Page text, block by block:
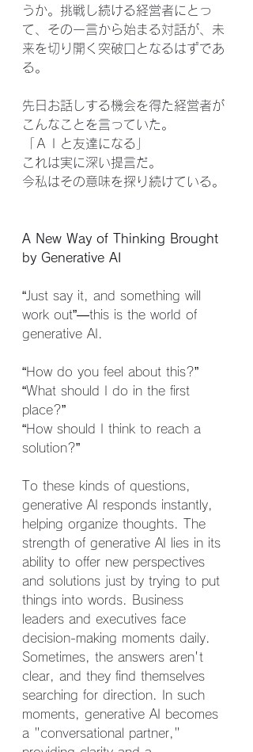
うか。挑戦し続ける経営者にとっ
て、その一言から始まる対話が、未
来を切り開く突破口となるはずであ
る。
先日お話しする機会を得た経営者が
こんなことを言っていた。
「ＡＩと友達になる」
これは実に深い提言だ。
今私はその意味を探り続けている。
A New Way of Thinking Brought
by Generative AI
“Just say it, and something will
work out”—this is the world of
generative AI.
“How do you feel about this?”
“What should I do in the first
place?”
“How should I think to reach a
solution?”
To these kinds of questions,
generative AI responds instantly,
helping organize thoughts. The
strength of generative AI lies in its
ability to offer new perspectives
and solutions just by trying to put
things into words. Business
leaders and executives face
decision-making moments daily.
Sometimes, the answers aren't
clear, and they find themselves
searching for direction. In such
moments, generative AI becomes
a "conversational partner,"